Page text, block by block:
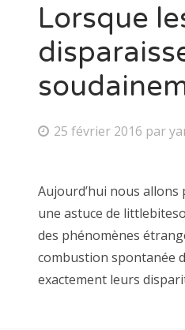
Lorsque
25 février 2016 par
Aujourd’hui nous allons
une astuce de
des phénomènes
combustion spontanée
exactement leurs